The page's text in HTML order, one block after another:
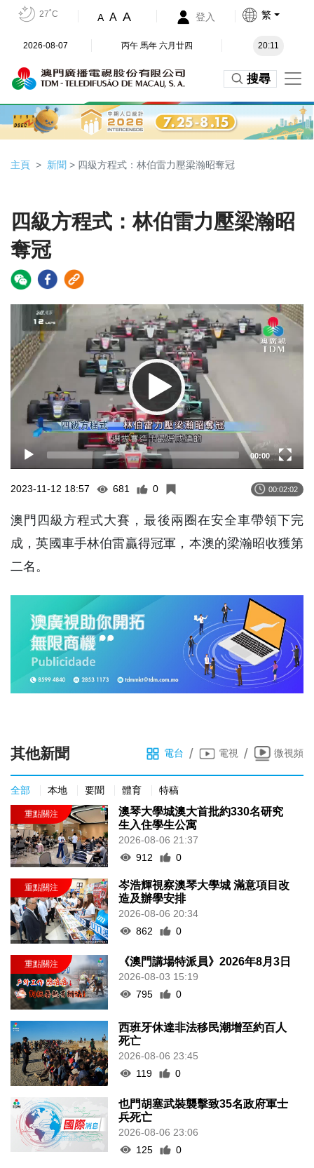
27˚C A A A 登入 繁
2026-08-07 丙午 馬年 六月廿四 20:11
搜尋
主頁 新聞 > 四級方程式：林伯雷力壓梁瀚昭奪冠
四級方程式：林伯雷力壓梁瀚昭
奪冠
Player
00:00
2023-11-12 18:57 681 0 00:02:02
澳門四級方程式大賽，最後兩圈在安全車帶領下完
成，英國車手林伯雷贏得冠軍，本澳的梁瀚昭收獲第
二名。
其他新聞 電台 / 電視 / 微視頻
全部 本地 要聞 體育 特稿
澳琴大學城澳大首批約330名研究
生入住學生公寓
2026-08-06 21:37
912
0
岑浩輝視察澳琴大學城 滿意項目改
造及辦學安排
2026-08-06 20:34
862
0
《澳門講場特派員》2026年8月3日
2026-08-03 15:19
795
0
西班牙休達非法移民潮增至約百人
死亡
2026-08-06 23:45
119
0
也門胡塞武裝襲擊致35名政府軍士
兵死亡
2026-08-06 23:06
125
0